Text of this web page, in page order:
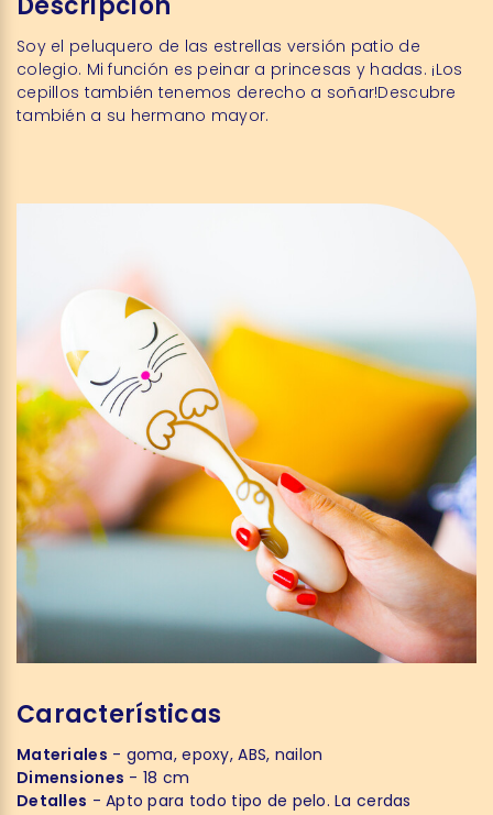
Soy el peluquero de las estrellas versión patio de
colegio. Mi función es peinar a princesas y hadas. ¡Los
cepillos también tenemos derecho a soñar!Descubre
también a su hermano mayor.
Características
Materiales - goma, epoxy, ABS, nailon
Dimensiones - 18 cm
Detalles - Apto para todo tipo de pelo. La cerdas